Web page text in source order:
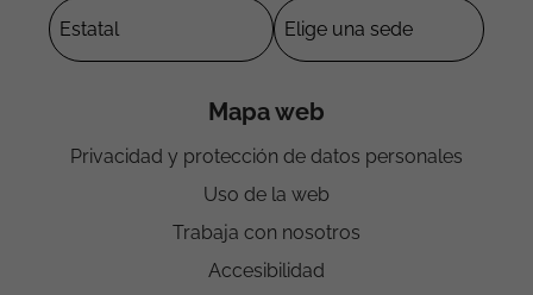
Mapa web
Privacidad y protección de datos personales
Uso de la web
Trabaja con nosotros
Accesibilidad